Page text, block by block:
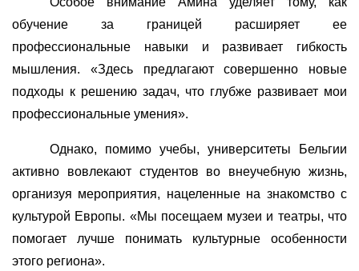
обучение за границей расширяет ее
профессиональные навыки и развивает гибкость
мышления. «Здесь предлагают совершенно новые
подходы к решению задач, что глубже развивает мои
профессиональные умения».
Однако, помимо учебы, университеты Бельгии
активно вовлекают студентов во внеучебную жизнь,
организуя мероприятия, нацеленные на знакомство с
культурой Европы. «Мы посещаем музеи и театры, что
помогает лучше понимать культурные особенности
этого региона».